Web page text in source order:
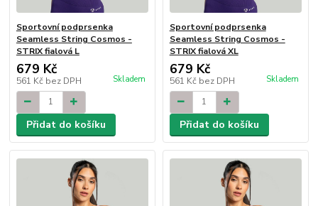
Sportovní podprsenka
Seamless String Cosmos -
STRIX fialová L
679 Kč
561 Kč bez DPH Skladem
Přidat do košíku
Sportovní podprsenka
Seamless String Cosmos -
STRIX fialová XL
679 Kč
561 Kč bez DPH Skladem
Přidat do košíku